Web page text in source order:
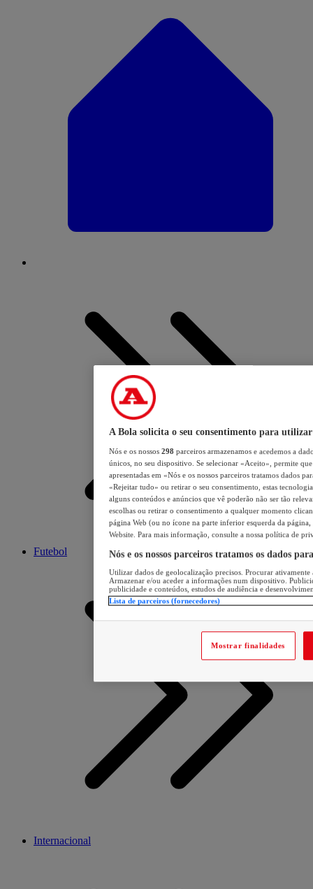
Futebol
Internacional
A Bola solicita o seu consentimento para utilizar
Nós e os nossos 298 parceiros armazenamos e acedemos a
únicos, no seu dispositivo. Se selecionar «Aceito», permite
apresentadas em «Nós e os nossos parceiros tratamos dados
«Rejeitar tudo» ou retirar o seu consentimento, estas
alguns conteúdos e anúncios que vê poderão não ser tão
escolhas ou retirar o consentimento a qualquer momento
página Web (ou no ícone na parte inferior esquerda da página,
Website. Para mais informação, consulte a nossa política de
Nós e os nossos parceiros tratamos os dados
Utilizar dados de geolocalização precisos. Procurar
Armazenar e/ou aceder a informações num dispositivo.
publicidade e conteúdos, estudos de audiência e
Lista de parceiros (fornecedores)
Mostrar finalidades